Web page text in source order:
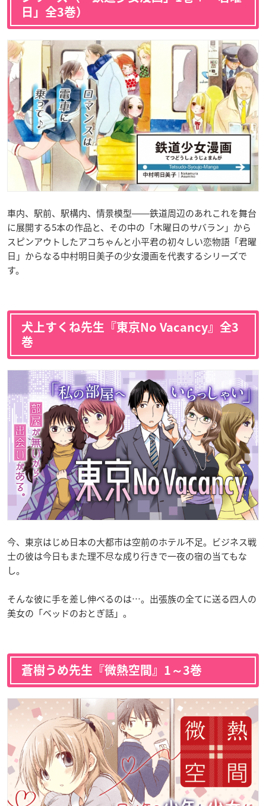
日」全3巻）
車内、駅前、駅構内、情景模型――鉄道周辺のあれこれを舞台
に展開する5本の作品と、その中の「木曜日のサバラン」から
スピンアウトしたアコちゃんと小平君の初々しい恋物語「君曜
日」からなる中村明日美子の少女漫画を代表するシリーズで
す。
犬上すくね先生『東京No Vacancy』全3
巻
今、東京はじめ日本の大都市は空前のホテル不足。ビジネス戦
士の彼は今日もまた理不尽な成り行きで一夜の宿の当てもな
し。
そんな彼に手を差し伸べるのは…。出張族の全てに送る四人の
美女の「ベッドのおとぎ話」。
蒼樹うめ先生『微熱空間』1～3巻